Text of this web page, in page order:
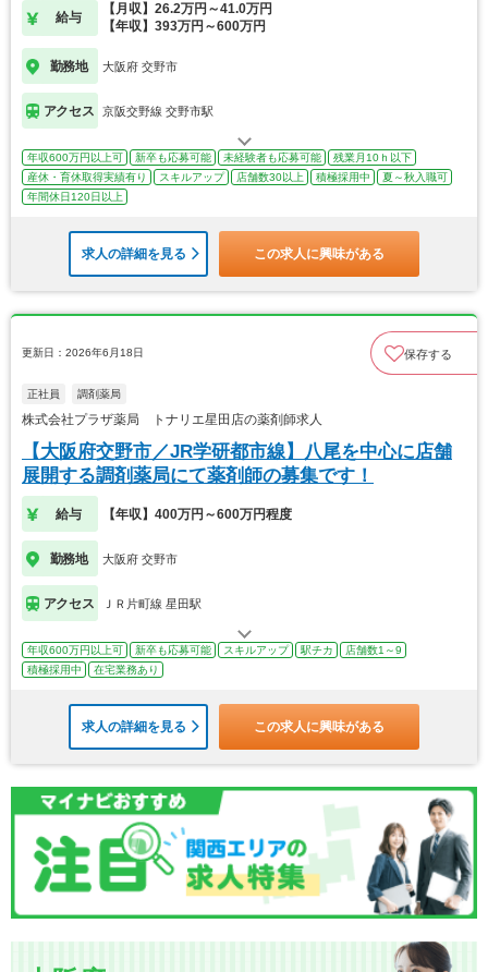
給与
【月収】26.2万円～41.0万円
【年収】393万円～600万円
勤務地 大阪府 交野市
アクセス 京阪交野線 交野市駅
年収600万円以上可 新卒も応募可能 未経験者も応募可能
残業月10ｈ以下
産休・育休取得実績有り
スキルアップ 店舗数30以上 積極採用中
夏～秋入職可
年間休日120日以上
求人の詳細を見る この求人に興味がある
更新日：2026年6月18日 保存する
正社員 調剤薬局
株式会社プラザ薬局 トナリエ星田店の薬剤師求人
【大阪府交野市／JR学研都市線】八尾を中心に店舗
展開する調剤薬局にて薬剤師の募集です！
給与 【年収】400万円～600万円程度
勤務地 大阪府 交野市
アクセス ＪＲ片町線 星田駅
年収600万円以上可 新卒も応募可能 スキルアップ 駅チカ
店舗数1～9
積極採用中
在宅業務あり
求人の詳細を見る この求人に興味がある